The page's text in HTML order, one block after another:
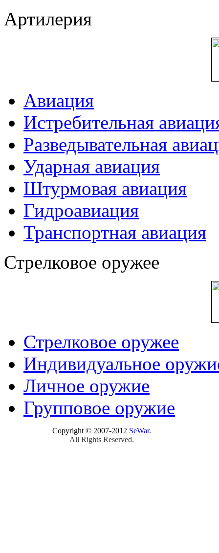
Артилерия
Авиация
Истребительная
Разведывательная
Ударная авиация
Штурмовая авиация
Гидроавиация
Транспортная авиация
Стрелковое оружее
Стрелковое оружее
Индивидуальное
Личное оружие
Групповое оружие
Copyright © 2007-2012 SeWar.
All Rights Reserved.